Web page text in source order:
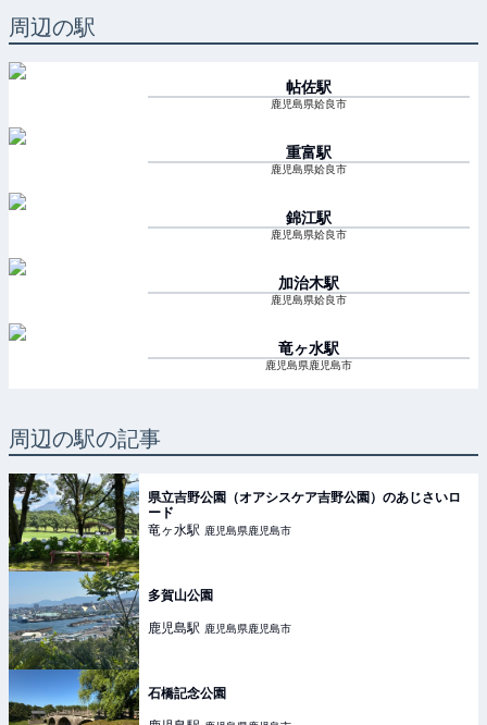
周辺の駅
帖佐駅
鹿児島県姶良市
重富駅
鹿児島県姶良市
錦江駅
鹿児島県姶良市
加治木駅
鹿児島県姶良市
竜ヶ水駅
鹿児島県鹿児島市
周辺の駅の記事
県立吉野公園（オアシスケア吉野公園）のあじさいロ
ード
竜ヶ水駅 鹿児島県鹿児島市
多賀山公園
鹿児島駅 鹿児島県鹿児島市
石橋記念公園